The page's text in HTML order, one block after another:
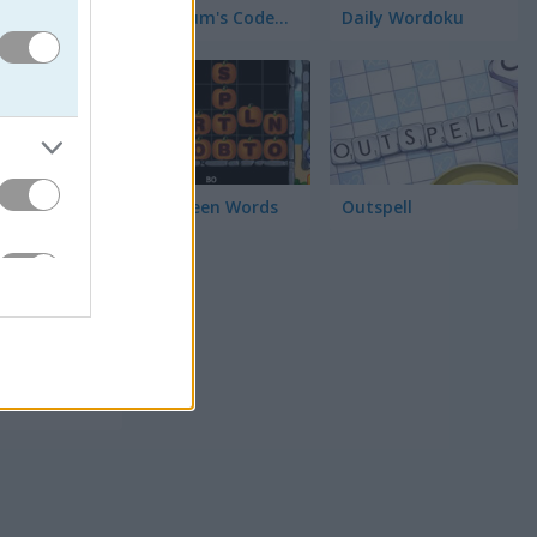
trái
từ
Arkadium's Codeword Daily Wordoku
Halloween Words Outspell